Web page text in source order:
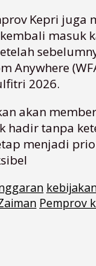
Kepri juga
masuk
Anywhere
2026.
akan
hadir tanpa
menjadi
Pemprov